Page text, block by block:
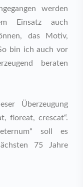
werden
Einsatz auch
das Motiv,
bin ich auch vor
beraten
Überzeugung
floreat, crescat“.
soll es
75 Jahre